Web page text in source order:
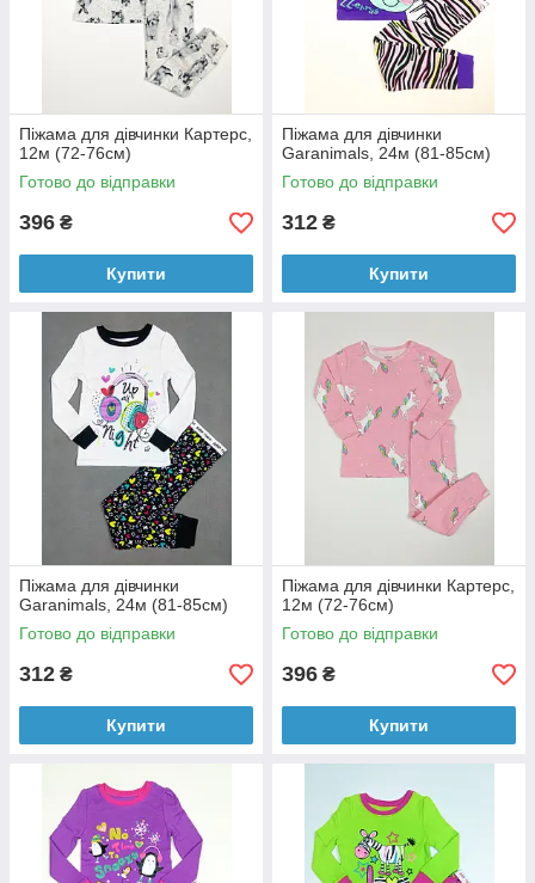
Піжама для дівчинки Картерс,
12м (72-76см)
Готово до відправки
396 ₴
Купити
Піжама для дівчинки
Garanimals, 24м (81-85см)
Готово до відправки
312 ₴
Купити
Піжама для дівчинки
Garanimals, 24м (81-85см)
Готово до відправки
312 ₴
Купити
Піжама для дівчинки Картерс,
12м (72-76см)
Готово до відправки
396 ₴
Купити